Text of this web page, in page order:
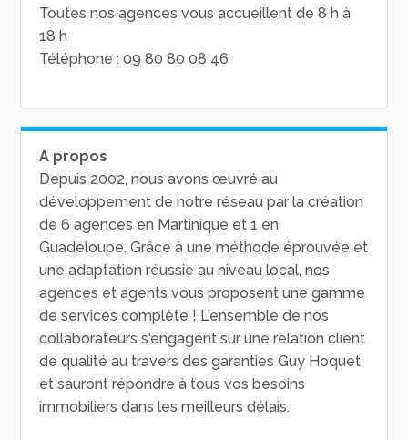
Toutes nos agences vous accueillent de 8 h à
18 h
Téléphone : 09 80 80 08 46
A propos
Depuis 2002, nous avons œuvré au
développement de notre réseau par la création
de 6 agences en Martinique et 1 en
Guadeloupe. Grâce à une méthode éprouvée et
une adaptation réussie au niveau local, nos
agences et agents vous proposent une gamme
de services complète ! L'ensemble de nos
collaborateurs s'engagent sur une relation client
de qualité au travers des garanties Guy Hoquet
et sauront répondre à tous vos besoins
immobiliers dans les meilleurs délais.